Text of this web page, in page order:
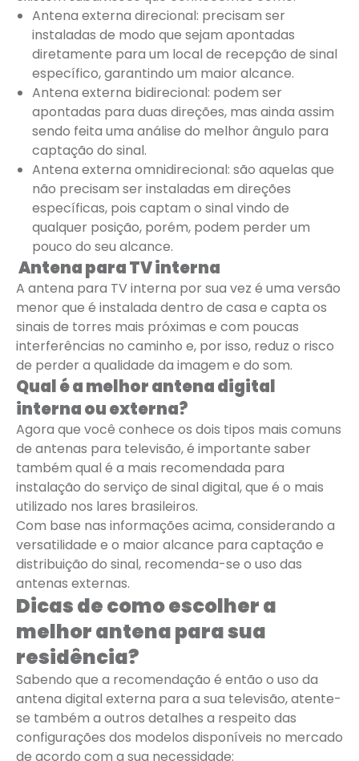
Antena externa direcional: precisam ser
instaladas de modo que sejam apontadas
diretamente para um local de recepção de sinal
específico, garantindo um maior alcance.
Antena externa bidirecional: podem ser
apontadas para duas direções, mas ainda assim
sendo feita uma análise do melhor ângulo para
captação do sinal.
Antena externa omnidirecional: são aquelas que
não precisam ser instaladas em direções
específicas, pois captam o sinal vindo de
qualquer posição, porém, podem perder um
pouco do seu alcance.
Antena para TV interna
A antena para TV interna por sua vez é uma versão
menor que é instalada dentro de casa e capta os
sinais de torres mais próximas e com poucas
interferências no caminho e, por isso, reduz o risco
de perder a qualidade da imagem e do som.
Qual é a melhor antena digital
interna ou externa?
Agora que você conhece os dois tipos mais comuns
de antenas para televisão, é importante saber
também qual é a mais recomendada para
instalação do serviço de sinal digital, que é o mais
utilizado nos lares brasileiros.
Com base nas informações acima, considerando a
versatilidade e o maior alcance para captação e
distribuição do sinal, recomenda-se o uso das
antenas externas.
Dicas de como escolher a
melhor antena para sua
residência?
Sabendo que a recomendação é então o uso da
antena digital externa para a sua televisão, atente-
se também a outros detalhes a respeito das
configurações dos modelos disponíveis no mercado
de acordo com a sua necessidade: